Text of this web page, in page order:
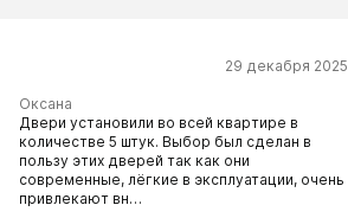
29 декабря 2025
Оксана
Двери установили во всей квартире в
количестве 5 штук. Выбор был сделан в
пользу этих дверей так как они
современные, лёгкие в эксплуатации, очень
привлекают вн…